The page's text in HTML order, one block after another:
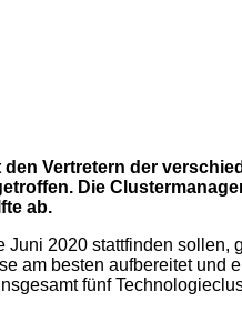
Vertretern der
Die
ab.
2020 stattfinden sollen,
am besten aufbereitet und
fünf